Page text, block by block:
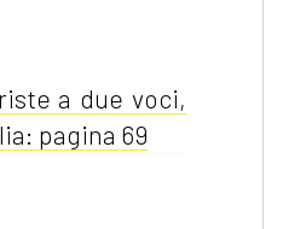
a due voci,
pagina 69